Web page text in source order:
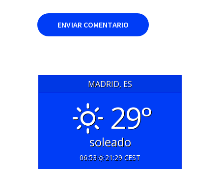
MADRID, ES
29°
soleado
06:53 21:29 CEST